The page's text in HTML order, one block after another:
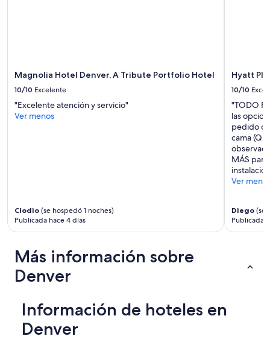
Magnolia Hotel Denver, A Tribute Portfolio Hotel
10/10 Excelente
"Excelente atención y servicio"
Ver menos
Clodio (se hospedó 1 noches)
Publicada hace 4 días
Hyatt
10/10
"TODO
las
pedido
cama
MÁS
Ver
Diego (se
Publicada
Más información sobre
Denver
Información de hoteles en
Denver